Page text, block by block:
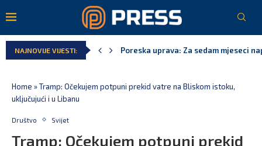
NAJNOVIJE VIJESTI:
Laković: Crna Gora nije dobila
Home »Tramp: Očekujem potpuni prekid vatre na Bliskom istoku,
uključujući i u Libanu
Društvo Svijet
Tramp: Očekujem potpuni prekid